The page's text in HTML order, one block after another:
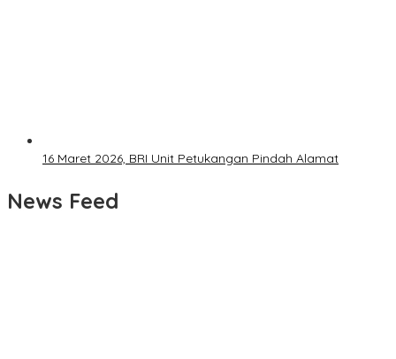
16 Maret 2026, BRI Unit Petukangan Pindah Alamat
News Feed